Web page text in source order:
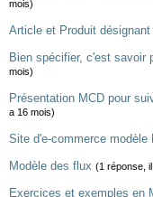
mois)
Article et Produit
Bien spécifier, c'est savoir
mois)
Présentation MCD pour
a 16 mois)
Site d'e-commerce modèle
Modèle des flux (1 réponse,
Exercices et exemples en